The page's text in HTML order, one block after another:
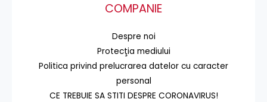
COMPANIE
Despre noi
Protecţia mediului
Politica privind prelucrarea datelor cu caracter
personal
CE TREBUIE SA STITI DESPRE CORONAVIRUS!